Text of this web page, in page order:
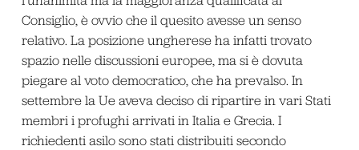
Consiglio, è ovvio che il quesito avesse un senso
relativo. La posizione ungherese ha infatti trovato
spazio nelle discussioni europee, ma si è dovuta
piegare al voto democratico, che ha prevalso. In
settembre la Ue aveva deciso di ripartire in vari Stati
membri i profughi arrivati in Italia e Grecia. I
richiedenti asilo sono stati distribuiti secondo